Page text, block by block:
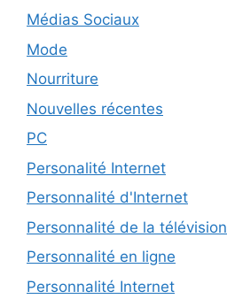
Médias Sociaux
Mode
Nourriture
Nouvelles récentes
PC
Personalité Internet
Personnalité d'Internet
Personnalité de la télévision
Personnalité en ligne
Personnalité Internet